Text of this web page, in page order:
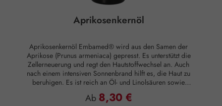
Aprikosenkernöl
Aprikosenkernöl Embamed® wird aus den Samen der
Aprikose (Prunus armeniaca) gepresst. Es unterstützt die
Zellerneuerung und regt den Hautstoffwechsel an. Auch
nach einem intensiven Sonnenbrand hilft es, die Haut zu
beruhigen. Es ist reich an Öl- und Linolsäuren sowie
gesättigten Fettsäuren. Hauttyp: Normale Haut,
anspruchsvolle Haut, trockene Haut, reife Haut, sensible
Regulärer Preis:
Ab 8,30 €